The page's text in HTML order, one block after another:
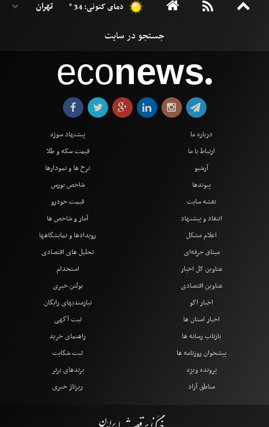
دمای کنونی: 34 °
econews●
درباره ما
ارتباط با ما
آرشیو
پیوندها
نقشه سایت
انتقاد و پیشنهاد
اعلام مشکل
میثاق حرفه‌ای
پیشنهاد سوژه
قیمت سکه و طلا
نرخ ها و نمودارها
شاخص بورس
قیمت خودرو
آمار و شاخص ها
رویدادها و نمایشگاهها
تحلیل های اقتصادی
عناوین کل اخبار
عناوین اقتصادی
اخبار اکو
اخبار استان ها
بازتاب رسانه ها
پیشخوان روزنامه ها
پرونده ویژه
مناطق آزاد
استخدام
بولتن خبری
نیازمندیهای رایگان
ثبت آگهی
راهنمای خرید
ثبت شکایت
برندهای برتر
رپرتاژ خبری